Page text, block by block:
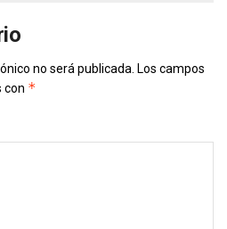
no será publicada. Los campos
con *